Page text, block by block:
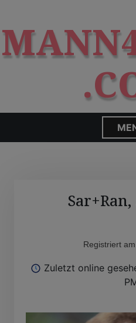
i
p
o
c
n
t
Registriert
Zuletzt online